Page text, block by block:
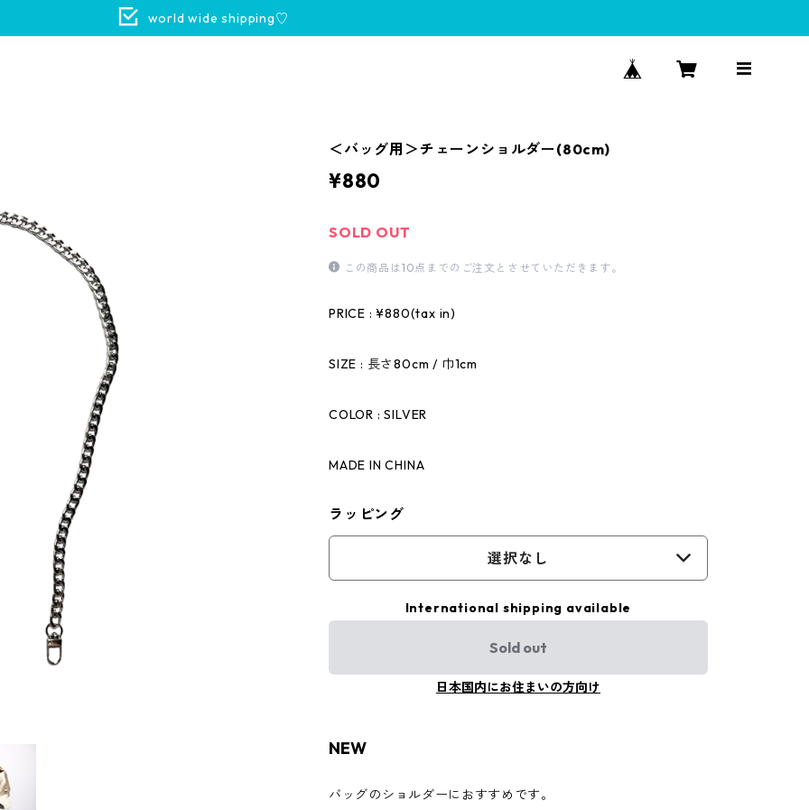
world wide shipping♡
＜バッグ用＞チェーンショルダー(80cm)
¥880
SOLD OUT
この商品は10点までのご注文とさせていただきます。
PRICE : ¥880(tax in)
SIZE : 長さ80cm / 巾1cm
COLOR : SILVER
MADE IN CHINA
ラッピング
選択なし
International shipping available
Sold out
日本国内にお住まいの方向け
NEW
バッグのショルダーにおすすめです。